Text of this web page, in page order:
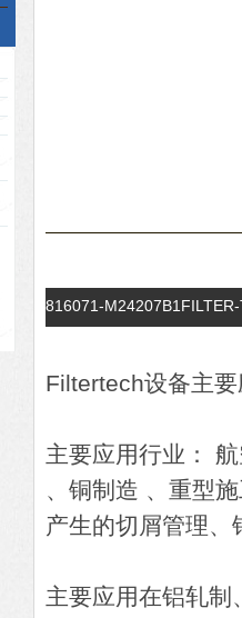
816071-
Filtertech设备主
主要应用行业：
、铜制造 、重型
产生的切屑管理、
主要应用在铝轧制